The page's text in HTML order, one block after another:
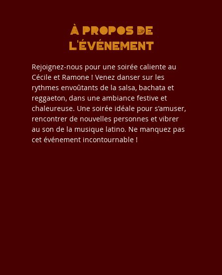
À propos de
l'événement
Rejoignez-nous pour une soirée caliente au
Cécile et Ramone ! Venez danser sur les
rythmes envoûtants de la salsa, bachata et
reggaeton, dans une ambiance festive et
chaleureuse. Une soirée idéale pour s'amuser,
rencontrer de nouvelles personnes et vibrer
au son de la musique latino. Ne manquez pas
cet événement incontournable !